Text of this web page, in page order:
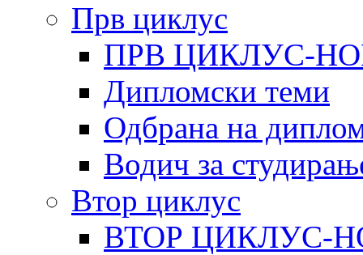
Прв циклус
ПРВ ЦИКЛУС-
Дипломски теми
Одбрана на
Водич за
Втор циклус
ВТОР ЦИКЛУС-